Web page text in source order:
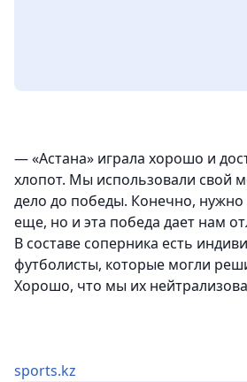
— «Астана» играла хорошо и
хлопот. Мы использовали свой
дело до победы. Конечно, нужно
еще, но и эта победа дает нам
В составе соперника есть
футболисты, которые могли
Хорошо, что мы их
sports.kz